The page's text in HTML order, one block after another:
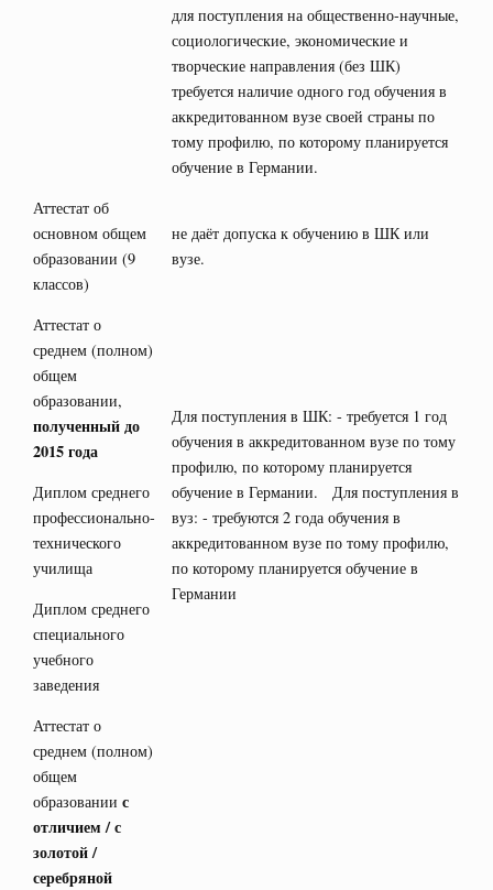
для поступления на общественно-научные,
социологические, экономические и
творческие направления (без ШК)
требуется наличие одного год обучения в
аккредитованном вузе своей страны по
тому профилю, по которому планируется
обучение в Германии.
Аттестат об
основном общем
образовании (9
классов)
не даёт допуска к обучению в ШК или
вузе.
Аттестат о
среднем (полном)
общем
образовании,
полученный до
2015 года
Для поступления в ШК: - требуется 1 год
обучения в аккредитованном вузе по тому
профилю, по которому планируется
обучение в Германии. Для поступления в
вуз: - требуются 2 года обучения в
аккредитованном вузе по тому профилю,
по которому планируется обучение в
Германии
Диплом среднего
профессионально-
технического
училища
Диплом среднего
специального
учебного
заведения
Аттестат о
среднем (полном)
общем
образовании с
отличием / с
золотой /
серебряной